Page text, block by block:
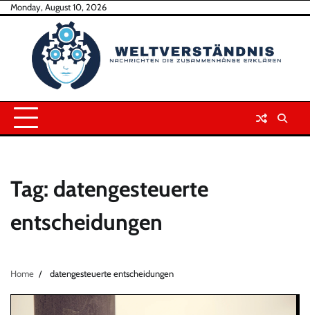
SkipMonday, August 10, 2026
Tag: datengesteuerte
entscheidungen
Home datengesteuerte entscheidungen